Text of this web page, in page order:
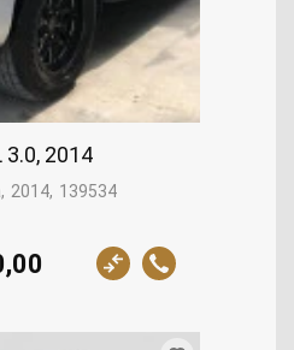
2014
2014 139534